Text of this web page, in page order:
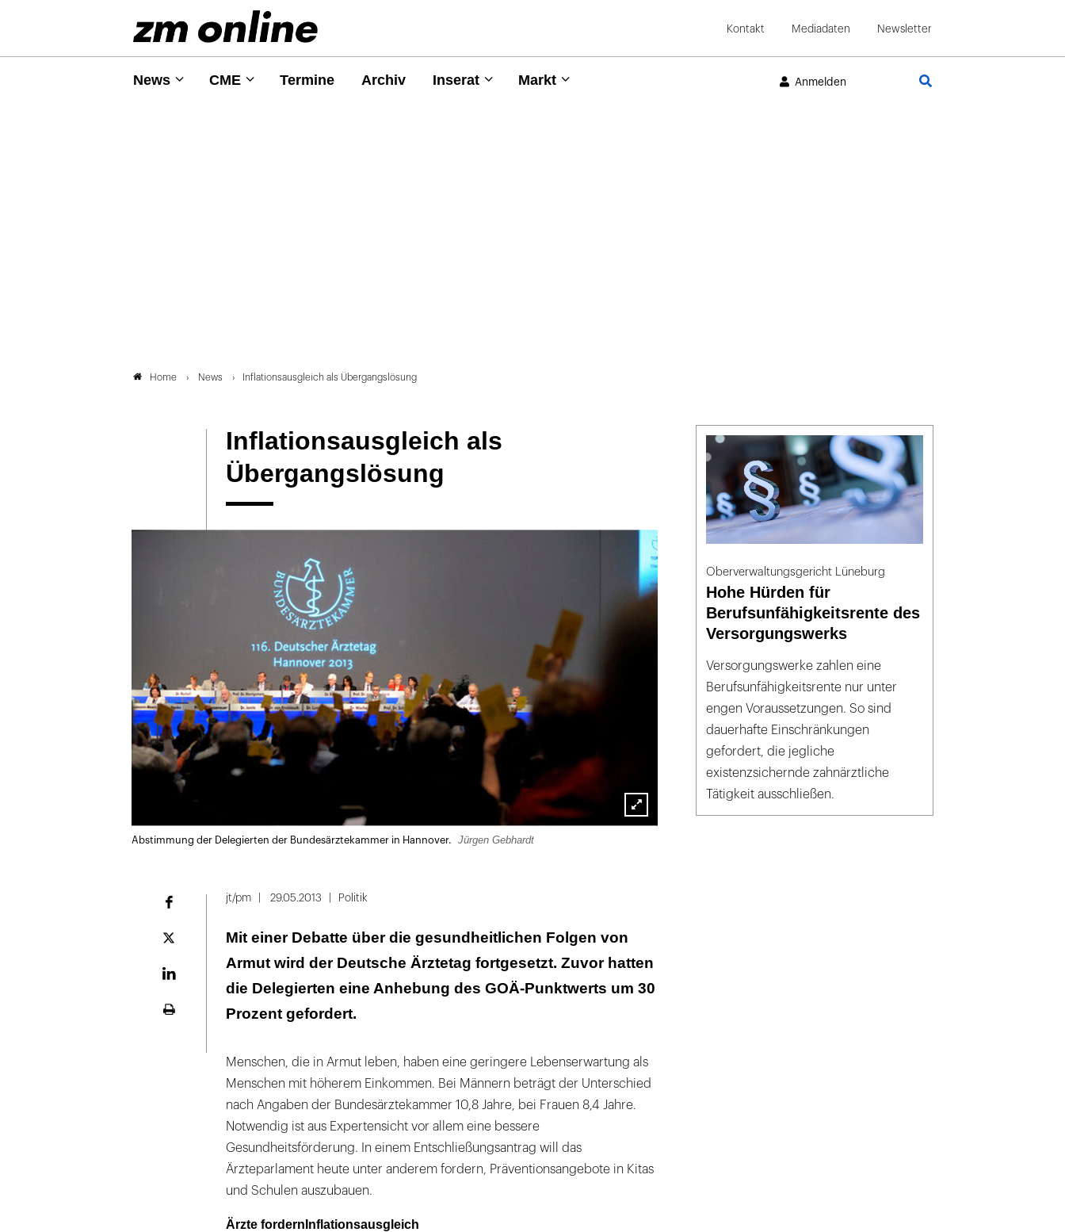
Kontakt Mediadaten Newsletter
News CME Termine Archiv Inserat Markt Anmelden
Home News Inflationsausgleich als Übergangslösung
Inflationsausgleich als
Übergangslösung
Lightbox
Abstimmung der Delegierten der Bundesärztekammer in Hannover. Jürgen Gebhardt
Plattform
jt/pm 29.05.2013 Politik
Mit einer Debatte über die gesundheitlichen Folgen von
Armut wird der Deutsche Ärztetag fortgesetzt. Zuvor hatten
die Delegierten eine Anhebung des GOÄ-Punktwerts um 30
Prozent gefordert.
Menschen, die in Armut leben, haben eine geringere Lebenserwartung als
Menschen mit höherem Einkommen. Bei Männern beträgt der Unterschied
nach Angaben der Bundesärztekammer 10,8 Jahre, bei Frauen 8,4 Jahre.
Notwendig ist aus Expertensicht vor allem eine bessere
Gesundheitsförderung. In einem Entschließungsantrag will das
Ärzteparlament heute unter anderem fordern, Präventionsangebote in Kitas
und Schulen auszubauen.
Ärzte fordern Inflationsausgleich
Oberverwaltungsgericht Lüneburg
Hohe Hürden für
Berufsunfähigkeitsrente des
Versorgungswerks
Versorgungswerke zahlen eine
Berufsunfähigkeitsrente nur unter
engen Voraussetzungen. So sind
dauerhafte Einschränkungen
gefordert, die jegliche
existenzsichernde zahnärztliche
Tätigkeit ausschließen.